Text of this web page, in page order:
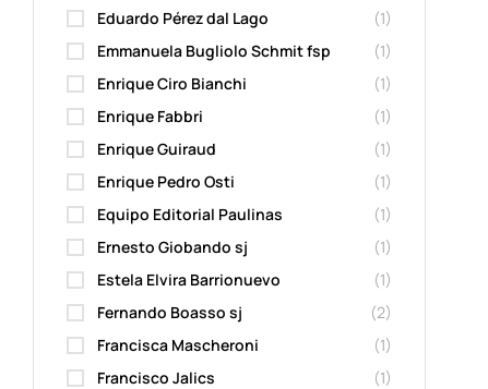
Eduardo Pérez dal Lago
(1)
Emmanuela Bugliolo Schmit fsp
(1)
Enrique Ciro Bianchi
(1)
Enrique Fabbri
(1)
Enrique Guiraud
(1)
Enrique Pedro Osti
(1)
Equipo Editorial Paulinas
(1)
Ernesto Giobando sj
(1)
Estela Elvira Barrionuevo
(1)
Fernando Boasso sj
(2)
Francisca Mascheroni
(1)
Francisco Jalics
(1)